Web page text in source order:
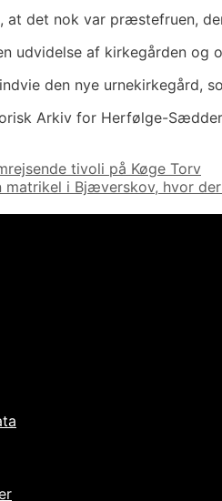
det nok var præstefruen,
udvidelse af kirkegården og
den nye urnekirkegård,
Arkiv for Herfølge-
tivoli på Køge Torv
matrikel i Bjæverskov, hvor